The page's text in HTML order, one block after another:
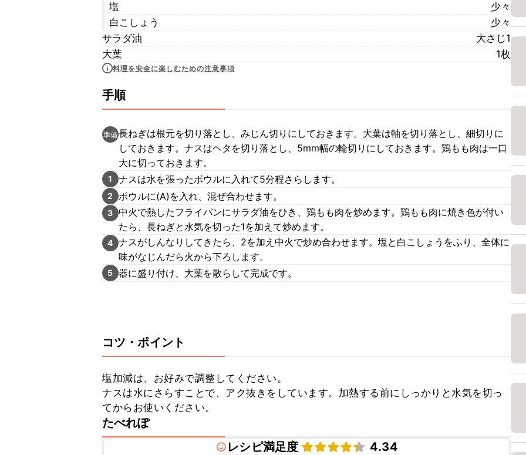
塩
少々
白こしょう
少々
サラダ油
大さじ1
大葉
1枚
料理を安全に楽しむための注意事項
手順
準備長ねぎは根元を切り落とし、みじん切りにしておきます。大葉は軸を切り落とし、細切りに
しておきます。ナスはヘタを切り落とし、5mm幅の輪切りにしておきます。鶏もも肉は一口
大に切っておきます。
1 ナスは水を張ったボウルに入れて5分程さらします。
2 ボウルに(A)を入れ、混ぜ合わせます。
3 中火で熱したフライパンにサラダ油をひき、鶏もも肉を炒めます。鶏もも肉に焼き色が付い
たら、長ねぎと水気を切った1を加えて炒めます。
4 ナスがしんなりしてきたら、2を加え中火で炒め合わせます。塩と白こしょうをふり、全体に
味がなじんだら火から下ろします。
5 器に盛り付け、大葉を散らして完成です。
コツ・ポイント
塩加減は、お好みで調整してください。
ナスは水にさらすことで、アク抜きをしています。加熱する前にしっかりと水気を切っ
てからお使いください。
たべれぽ
レシピ満足度
4.34